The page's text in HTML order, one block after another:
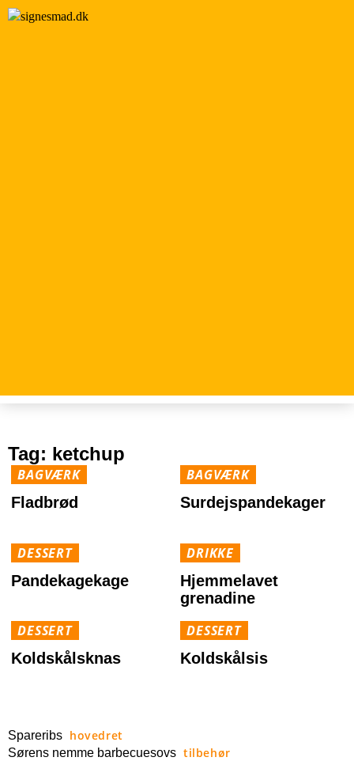
Tag: ketchup
BAGVÆRK
Fladbrød
BAGVÆRK
Surdejspandekager
DESSERT
Pandekagekage
DRIKKE
Hjemmelavet
grenadine
DESSERT
Koldskålsknas
DESSERT
Koldskålsis
Spareribs hovedret
Sørens nemme barbecuesovs tilbehør